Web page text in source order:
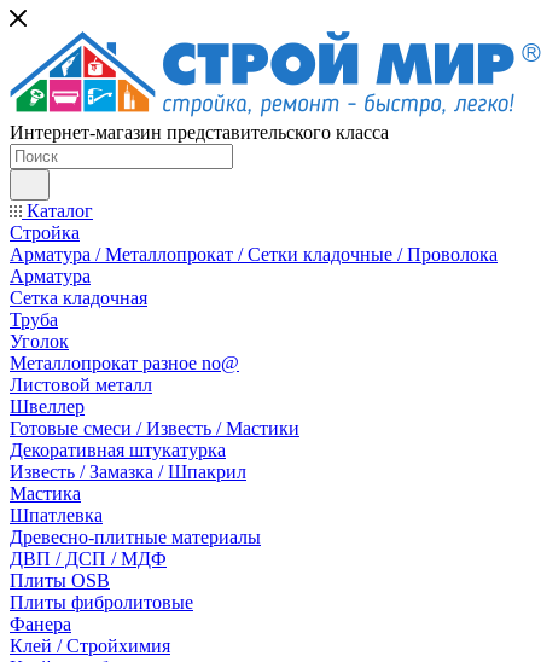
Интернет-магазин представительского класса
Каталог
Стройка
Арматура / Металлопрокат / Сетки кладочные / Проволока
Арматура
Сетка кладочная
Труба
Уголок
Металлопрокат разное no@
Листовой металл
Швеллер
Готовые смеси / Известь / Мастики
Декоративная штукатурка
Известь / Замазка / Шпакрил
Мастика
Шпатлевка
Древесно-плитные материалы
ДВП / ДСП / МДФ
Плиты OSB
Плиты фибролитовые
Фанера
Клей / Стройхимия